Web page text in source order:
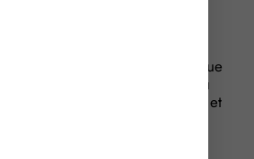
intensives bénéficient, sous
de taxe intérieure sur la
Le juge vient de
« site industriel » et rappelle que
industriel doit se faire au
exploitant les installations, et
par le réseau de